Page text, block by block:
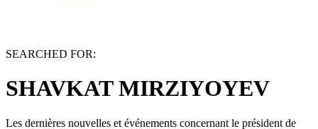
SEARCHED FOR:
SHAVKAT MIRZIYOYEV
Les dernières nouvelles et événements concernant le président de